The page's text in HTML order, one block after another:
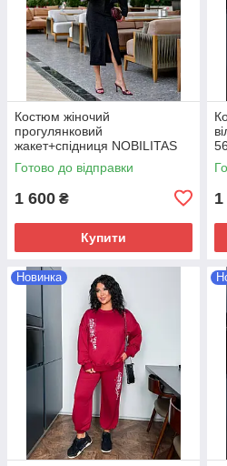
Костюм жіночий
прогулянковий
жакет+спiдниця NOBILITAS
42-52 чорного кольору
Готово до відправки
1 600 ₴
Купити
Новинка